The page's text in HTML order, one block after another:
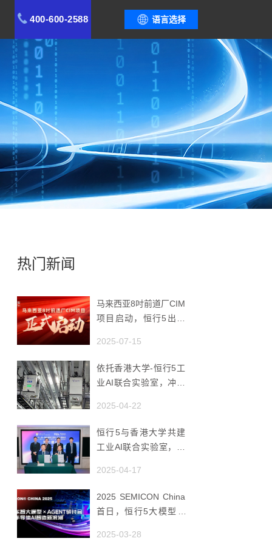
语言选择
400-600-2588
热门新闻
马来西亚8吋前道厂CIM
项目启动，恒行5出海
2025-07-15
依托香港大学-恒行5工
业AI联合实验室，冲破
花板”
2025-04-22
恒行5与香港大学共建
工业AI联合实验室，推
创新枢纽
2025-04-17
2025 SEMICON China
首日，恒行5大模型 ×
体AI智造新浪潮
2025-03-28